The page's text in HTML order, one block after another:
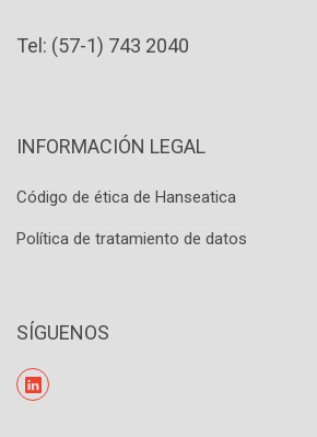
Tel: (57-1) 743 2040
INFORMACIÓN LEGAL
Código de ética de Hanseatica
Política de tratamiento de datos
SÍGUENOS